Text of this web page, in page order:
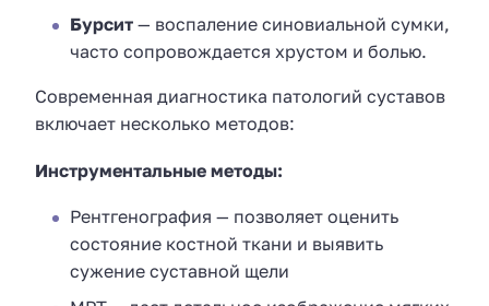
Бурсит — воспаление синовиальной сумки,
часто сопровождается хрустом и болью.
Современная диагностика патологий суставов
включает несколько методов:
Инструментальные методы:
Рентгенография — позволяет оценить
состояние костной ткани и выявить
сужение суставной щели